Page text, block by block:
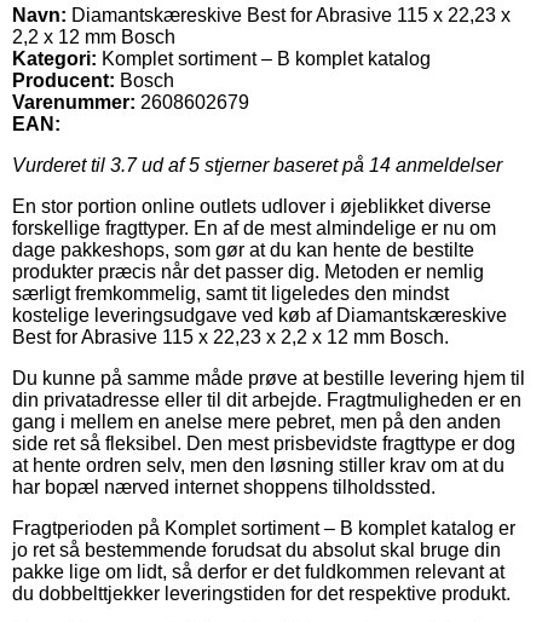
Navn: Diamantskæreskive Best for Abrasive 115 x 22,23 x
2,2 x 12 mm Bosch
Kategori: Komplet sortiment – B komplet katalog
Producent: Bosch
Varenummer: 2608602679
EAN:
Vurderet til 3.7ud af 5 stjerner baseret på 14 anmeldelser
En stor portion online outlets udlover i øjeblikket diverse
forskellige fragttyper. En af de mest almindelige er nu om
dage pakkeshops, som gør at du kan hente de bestilte
produkter præcis når det passer dig. Metoden er nemlig
særligt fremkommelig, samt tit ligeledes den mindst
kostelige leveringsudgave ved køb af Diamantskæreskive
Best for Abrasive 115 x 22,23 x 2,2 x 12 mm Bosch.
Du kunne på samme måde prøve at bestille levering hjem til
din privatadresse eller til dit arbejde. Fragtmuligheden er en
gang i mellem en anelse mere pebret, men på den anden
side ret så fleksibel. Den mest prisbevidste fragttype er dog
at hente ordren selv, men den løsning stiller krav om at du
har bopæl nærved internet shoppens tilholdssted.
Fragtperioden på Komplet sortiment – B komplet katalog er
jo ret så bestemmende forudsat du absolut skal bruge din
pakke lige om lidt, så derfor er det fuldkommen relevant at
du dobbelttjekker leveringstiden for det respektive produkt.